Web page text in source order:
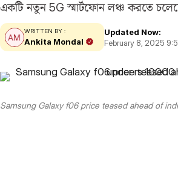
একটি নতুন 5G স্মার্টফোন লঞ্চ করতে
নাম রাখা হবে Samsung Galaxy F06
এর একটি টিজার প্রকাশ করা হয়েছে।…
WRITTEN BY :
Ankita Mondal
Updated Now:
February 8, 2025
Samsung Galaxy f06 price teased ahead of